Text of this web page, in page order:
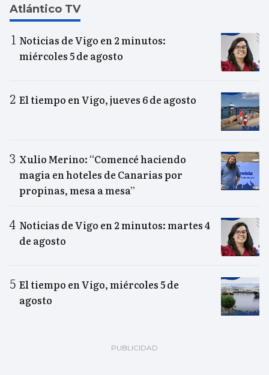
Atlántico TV
Noticias de Vigo en 2 minutos:
miércoles 5 de agosto
El tiempo en Vigo, jueves 6 de agosto
Xulio Merino: “Comencé haciendo
magia en hoteles de Canarias por
propinas, mesa a mesa”
Noticias de Vigo en 2 minutos: martes 4
de agosto
El tiempo en Vigo, miércoles 5 de
agosto